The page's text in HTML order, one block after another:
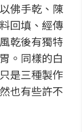
佛手乾、陳
回填、經傳
乾後有獨特
。同樣的白
是三種製作
也有些許不